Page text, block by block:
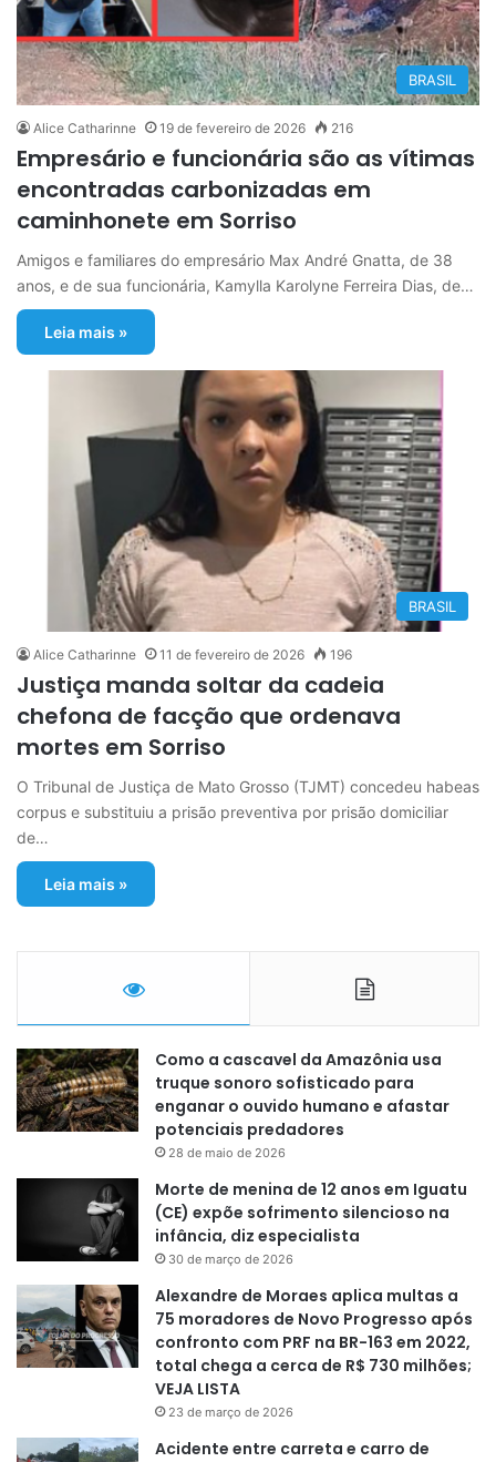
BRASIL
Alice Catharinne 19 de fevereiro de 2026 216
Empresário e funcionária são as vítimas
encontradas carbonizadas em
caminhonete em Sorriso
Amigos e familiares do empresário Max André Gnatta, de 38
anos, e de sua funcionária, Kamylla Karolyne Ferreira Dias, de…
Leia mais »
BRASIL
Alice Catharinne 11 de fevereiro de 2026 196
Justiça manda soltar da cadeia
chefona de facção que ordenava
mortes em Sorriso
O Tribunal de Justiça de Mato Grosso (TJMT) concedeu habeas
corpus e substituiu a prisão preventiva por prisão domiciliar
de…
Leia mais »
Como a cascavel da Amazônia usa
truque sonoro sofisticado para
enganar o ouvido humano e afastar
potenciais predadores
28 de maio de 2026
Morte de menina de 12 anos em Iguatu
(CE) expõe sofrimento silencioso na
infância, diz especialista
30 de março de 2026
Alexandre de Moraes aplica multas a
75 moradores de Novo Progresso após
confronto com PRF na BR-163 em 2022,
total chega a cerca de R$ 730 milhões;
VEJA LISTA
23 de março de 2026
Acidente entre carreta e carro de